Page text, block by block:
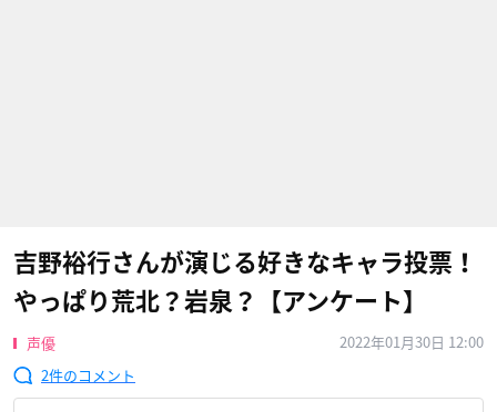
吉野裕行さんが演じる好きなキャラ投票！
やっぱり荒北？岩泉？【アンケート】
声優
2022年01月30日 12:00
2